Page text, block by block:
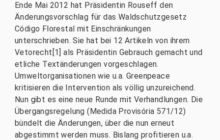
Ende Mai 2012 hat Präsidentin Rouseff den
Änderungsvorschlag für das Waldschutzgesetz
Código Florestal mit Einschränkungen
unterschrieben. Sie hat bei 12 Artikeln von ihrem
Vetorecht[1] als Präsidentin Gebrauch gemacht und
etliche Textänderungen vorgeschlagen.
Umweltorganisationen wie u.a. Greenpeace
kritisieren die Intervention als völlig unzureichend.
Nun gibt es eine neue Runde mit Verhandlungen. Die
Übergangsregelung (Medida Provisória 571/12)
bündelt die Änderungen, über die nun erneut
abgestimmt werden muss. Bislang profitieren u.a.